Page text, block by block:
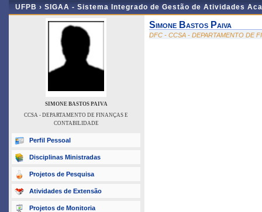
UFPB › SIGAA - Sistema Integrado de Gestão de Atividades
SIMONE BASTOS PAIVA
CCSA - DEPARTAMENTO DE FINANÇAS E
CONTABILIDADE
Perfil Pessoal
Disciplinas Ministradas
Projetos de Pesquisa
Atividades de Extensão
Projetos de Monitoria
Simone Bastos Paiva
DFC - CCSA - DEPARTAMENTO DE